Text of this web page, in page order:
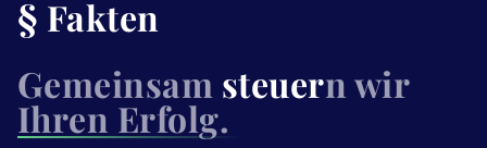
§ Fakten
Gemeinsam steuern wir
Ihren Erfolg.